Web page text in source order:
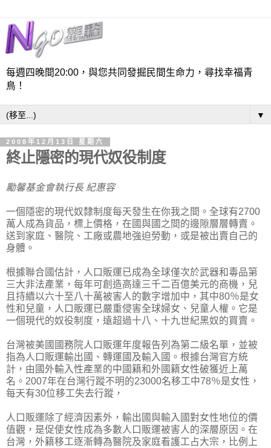
每週四晚間20:00，與您共同發掘民間生命力，尋找幸福青
鳥！
▼
2008年12月13日 星期六
終止隱密的現代奴役制度
勵馨基金會執行長 紀惠容
一個隱密的現代奴隸制度每天發生在你我之間。全球有2700
萬人成為貨品，標上價格，在國與國之間的邊隙層層轉賣。
送到家庭、醫院、工廠或農地強迫勞動，或是被出賣自己的
身體。
根據聯合國估計，人口販運已成為全球僅次於武器和毒品第
三大非法產業，每年可創造高達三千二百億美元的商機，兒
且持續以六十至八十萬被害人的數字增加中，其中80％是女
性和兒童，人口販運已嚴重侵害全球婦女、兒童人權。它是
一個現代的奴役制度，遠超過十八、十九世紀黑奴的買賣。
台灣被美國國務院人口販運年度報告列為第二級名單，並被
指為人口販運輸出國、轉運國及輸入國。根據台灣官方統
計，由國外輸入性產業的中國籍和外國籍女性破獲近上萬
名。2007年在台灣行蹤不明的23000名移工中78％是女性，
每天有30位移工失去行蹤，
人口販運除了經濟因素外，輸出國與輸入國對女性地位的價
值觀，是促使女性成為多數人口販運被害人的深層原因。在
台灣，外籍移工逐漸轉為醫院及家庭看護工占大宗，比例上